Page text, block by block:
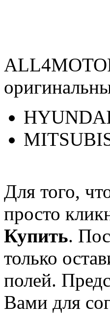
Для того,
просто
Купить.
только
полей.
Вами для